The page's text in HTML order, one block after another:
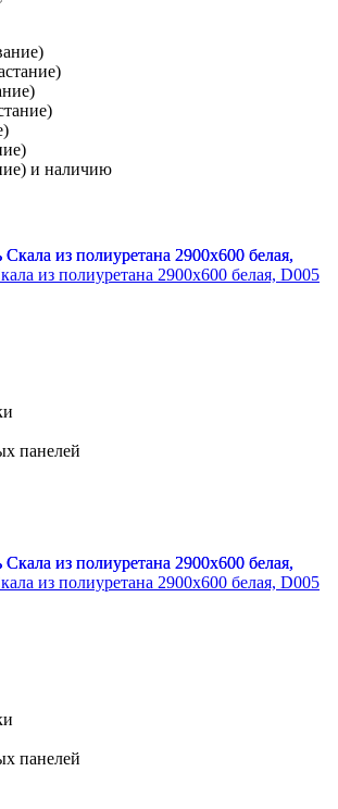
и наличию
из полиуретана 2900х600 белая, D005
панелей
из полиуретана 2900х600 белая, D005
панелей